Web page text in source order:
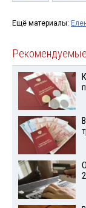
Ещё материалы: